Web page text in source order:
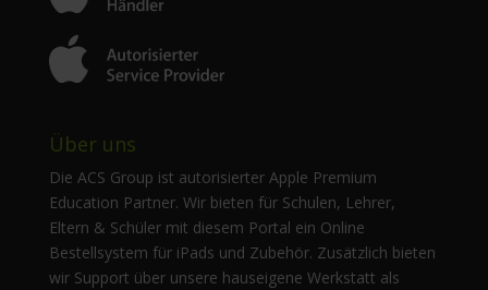
Über uns
Die ACS Group ist autorisierter Apple Premium
Education Partner. Wir bieten für Schulen, Lehrer,
Eltern & Schüler mit diesem Portal ein Online
Bestellsystem für iPads und Zubehör. Zusätzlich bieten
wir Support über unsere hauseigene Werkstatt als